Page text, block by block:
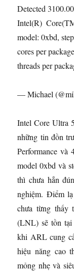
Detected
Intel(R)
model: 0xbd,
cores per
threads per
— Michael
Intel Core Ultra
những tin đồn
Performance
model 0xbd và
thì chưa hẳn
nghiệm. Điểm
chưa từng thấy
(LNL) sẽ tồn
khi ARL cung
hiệu năng cao
mỏng nhẹ và